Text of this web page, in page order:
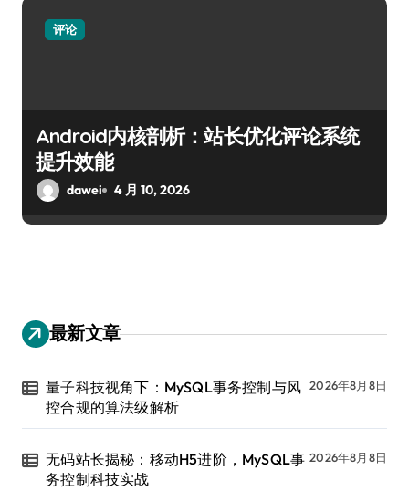
评论
Android内核剖析：站长优化评论系统
提升效能
dawei 4 月 10, 2026
最新文章
量子科技视角下：MySQL事务控制与风
控合规的算法级解析
2026年8月8日
无码站长揭秘：移动H5进阶，MySQL事
务控制科技实战
2026年8月8日